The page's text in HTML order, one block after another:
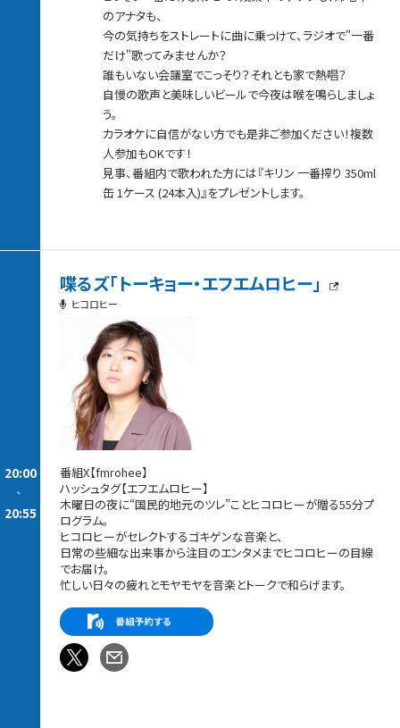
のアナタも、
今の気持ちをストレートに曲に乗っけて、ラジオで"一番
だけ"歌ってみませんか？
誰もいない会議室でこっそり？それとも家で熱唱？
自慢の歌声と美味しいビールで今夜は喉を鳴らしましょ
う。
カラオケに自信がない方でも是非ご参加ください！複数
人参加もOKです！
見事、番組内で歌われた方には『キリン 一番搾り 350ml
缶 1ケース (24本入)』をプレゼントします。
20:00
-
20:55
喋るズ「トーキョー・エフエムロヒー」
ヒコロヒー
番組X【fmrohee】
ハッシュタグ【エフエムロヒー】
木曜日の夜に“国民的地元のツレ”ことヒコロヒーが贈る55分プ
ログラム。
ヒコロヒーがセレクトするゴキゲンな音楽と、
日常の些細な出来事から注目のエンタメまでヒコロヒーの目線
でお届け。
忙しい日々の疲れとモヤモヤを音楽とトークで和らげます。